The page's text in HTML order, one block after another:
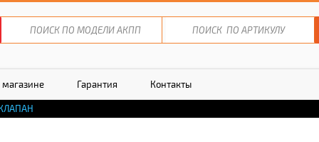
Гарантия Контакты